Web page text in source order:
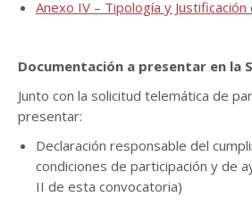
Anexo IV – Tipología y
Documentación a presentar en la
Junto con la solicitud telemática de
presentar:
Declaración responsable del
condiciones de participación y de
II de esta convocatoria)